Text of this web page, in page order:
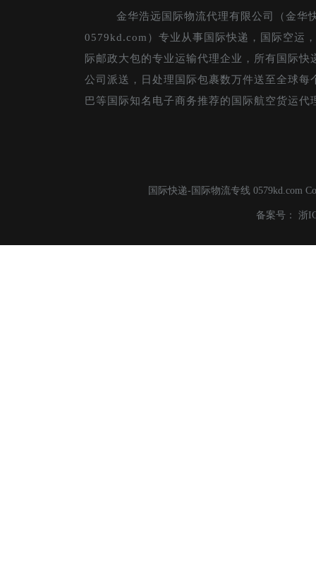
金华浩远国际物流代理有限公司（金华
0579kd.com）专业从事国际快递，国际空运
际邮政大包的专业运输代理企业，所有国际快
公司派送，日处理国际包裹数万件送至全球每
巴等国际知名电子商务推荐的国际航空货运代
国际快递-国际物流专线 0579kd.com
备案号： 浙